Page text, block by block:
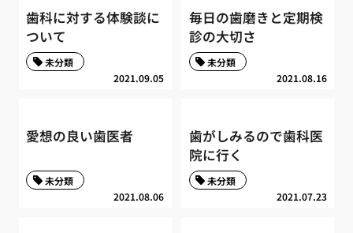
歯科に対する体験談に
ついて
2021.09.05
未分類
毎日の歯磨きと定期検
診の大切さ
2021.08.16
未分類
愛想の良い歯医者
2021.08.06
未分類
歯がしみるので歯科医
院に行く
2021.07.23
未分類